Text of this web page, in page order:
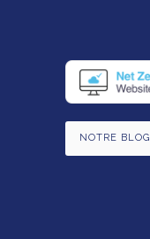
NOTRE BLOG